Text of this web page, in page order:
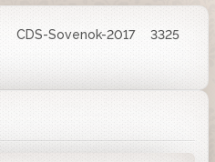
CDS-Sovenok-2017
3325